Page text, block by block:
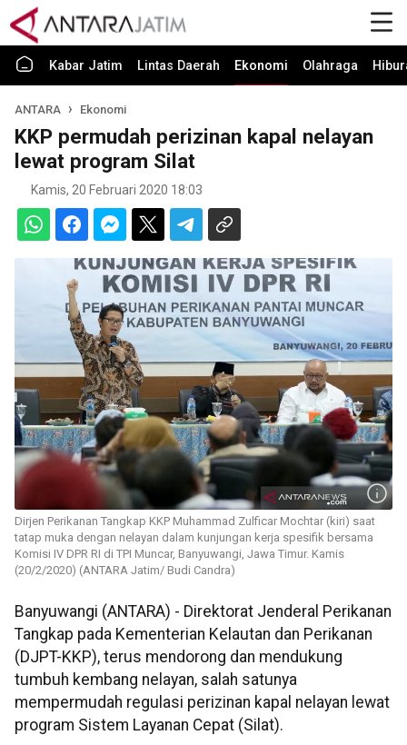
Kabar Jatim Lintas Daerah Ekonomi Olahraga
ANTARA Ekonomi
KKP permudah perizinan kapal nelayan
lewat program Silat
Kamis, 20 Februari 2020 18:03
Dirjen Perikanan Tangkap KKP Muhammad Zulficar Mochtar (kiri) saat
tatap muka dengan nelayan dalam kunjungan kerja spesifik bersama
Komisi IV DPR RI di TPI Muncar, Banyuwangi, Jawa Timur. Kamis
(20/2/2020) (ANTARA Jatim/ Budi Candra)
Banyuwangi (ANTARA) - Direktorat Jenderal Perikanan
Tangkap pada Kementerian Kelautan dan Perikanan
(DJPT-KKP), terus mendorong dan mendukung
tumbuh kembang nelayan, salah satunya
mempermudah regulasi perizinan kapal nelayan lewat
program Sistem Layanan Cepat (Silat).